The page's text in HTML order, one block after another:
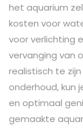
het aquarium
kosten voor
voor verlichting
vervanging van
realistisch te
onderhoud, kun
en optimaal
gemaakte